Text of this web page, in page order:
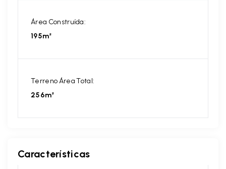
Área Construída:
195m²
Terreno Área Total:
256m²
Características